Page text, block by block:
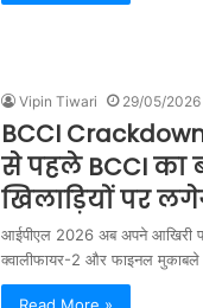
Vipin Tiwari 29/05/2026
BCCI
से पहले BCCI का
खिलाड़ियों पर
आईपीएल 2026 अब अपने आखिरी
क्वालीफायर-2 और फाइनल